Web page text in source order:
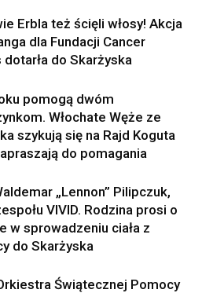
Erbla też ścięli włosy! Akcja
dla Fundacji Cancer
dotarła do Skarżyska
pomogą dwóm
Włochate Węże ze
szykują się na Rajd Koguta
do pomagania
„Lennon” Pilipczuk,
VIVID. Rodzina prosi o
w sprowadzeniu ciała z
do Skarżyska
Świątecznej Pomocy